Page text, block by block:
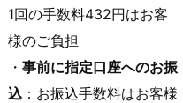
1回の手数料432円はお客
様のご負担
・ 事前に指定口座へのお振
込 ：お振込手数料はお客様